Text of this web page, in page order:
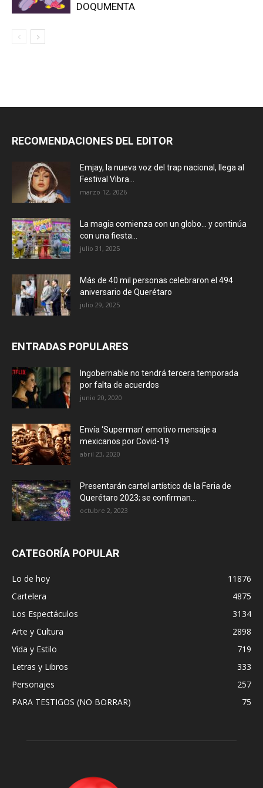
DOQUMENTA
RECOMENDACIONES DEL EDITOR
Emjay, la nueva voz del trap nacional, llega al
Festival Vibra...
marzo 12, 2026
La magia comienza con un globo… y continúa
con una fiesta...
julio 31, 2025
Más de 40 mil personas celebraron el 494
aniversario de Querétaro
julio 29, 2025
ENTRADAS POPULARES
Ingobernable no tendrá tercera temporada
por falta de acuerdos
junio 20, 2020
Envía ‘Superman’ emotivo mensaje a
mexicanos por Covid-19
abril 23, 2020
Presentarán cartel artístico de la Feria de
Querétaro 2023; se confirman...
octubre 2, 2023
CATEGORÍA POPULAR
Lo de hoy
11876
Cartelera
4875
Los Espectáculos
3134
Arte y Cultura
2898
Vida y Estilo
719
Letras y Libros
333
Personajes
257
PARA TESTIGOS (NO BORRAR)
75